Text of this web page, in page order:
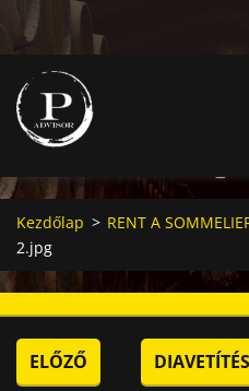
Kezdőlap > RENT A
2.jpg
ELŐZŐ